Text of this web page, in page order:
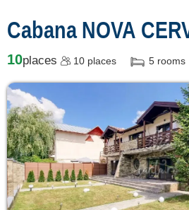
Cabana NOVA
10places 10 places 5 rooms